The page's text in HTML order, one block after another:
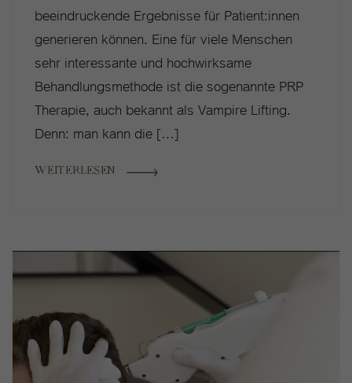
beeindruckende Ergebnisse für Patient:innen
generieren können. Eine für viele Menschen
sehr interessante und hochwirksame
Behandlungsmethode ist die sogenannte PRP
Therapie, auch bekannt als Vampire Lifting.
Denn: man kann die […]
WEITERLESEN